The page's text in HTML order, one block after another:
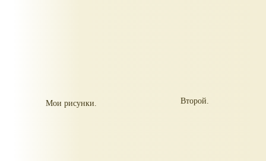
Мои рисунки. Второй.